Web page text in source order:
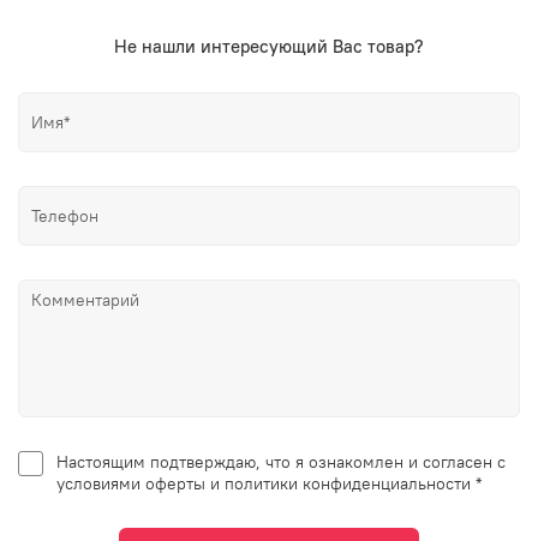
Не нашли интересующий Вас товар?
Настоящим подтверждаю, что я ознакомлен и согласен с
условиями оферты и политики конфиденциальности *